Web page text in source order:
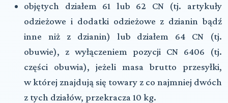
objętych działem 61 lub 62 CN (tj. artykuły
odzieżowe i dodatki odzieżowe z dzianin bądź
inne niż z dzianin) lub działem 64 CN (tj.
obuwie), z wyłączeniem pozycji CN 6406 (tj.
części obuwia), jeżeli masa brutto przesyłki,
w której znajdują się towary z co najmniej dwóch
z tych działów, przekracza 10 kg.